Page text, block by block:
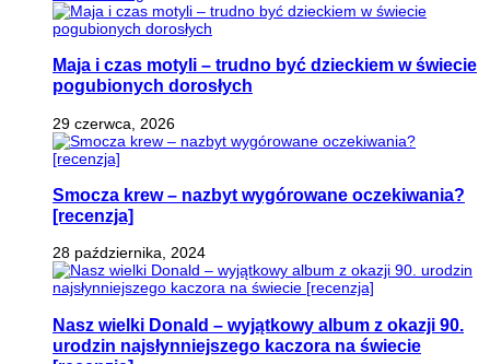
Maja i czas motyli – trudno być dzieckiem w świecie
pogubionych dorosłych
29 czerwca, 2026
Smocza krew – nazbyt wygórowane oczekiwania?
[recenzja]
28 października, 2024
Nasz wielki Donald – wyjątkowy album z okazji 90.
urodzin najsłynniejszego kaczora na świecie